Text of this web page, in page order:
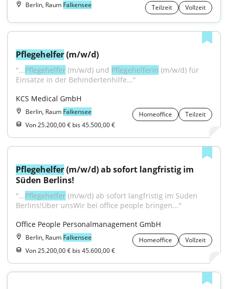
Berlin, Raum Falkensee Teilzeit Vollzeit
Pflegehelfer (m/w/d)
"...Pflegehelfer (m/w/d) und Pflegehelferin (m/w/d) für
Einsätze in der Behindertenhilfe..."
KCS Medical GmbH
Berlin, Raum Falkensee Homeoffice
Teilzeit
Von 25.200,00 € bis 45.500,00 €
Pflegehelfer (m/w/d) ab sofort langfristig im
Süden Berlins!
"...Pflegehelfer (m/w/d) ab sofort langfristig im Süden
Berlins!Über unsWir bei office people bringen..."
Office People Personalmanagement GmbH
Berlin, Raum Falkensee Homeoffice
Vollzeit
Von 25.200,00 € bis 45.600,00 €